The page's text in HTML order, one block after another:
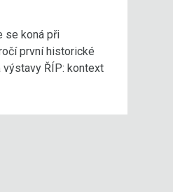
se koná při
první historické
výstavy ŘÍP: kontext